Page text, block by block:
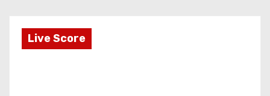
Live Score